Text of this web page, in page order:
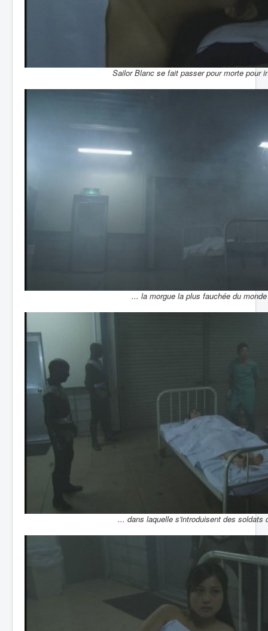
Sailor Blanc se fait passer pour morte pour
... la morgue la plus fauchée du
... dans laquelle s'introduisent des soldats